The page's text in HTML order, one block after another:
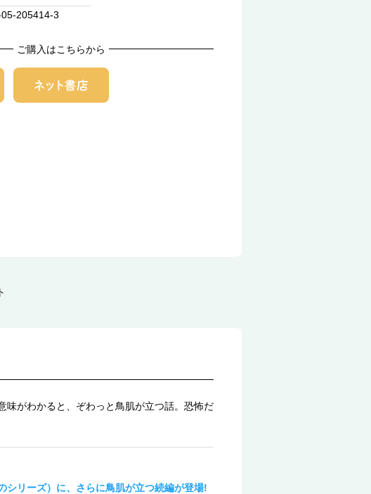
205414-3
ご購入はこちらから
味がわかると、ぞわっと鳥肌が立つ話。恐怖だ
シリーズ）に、さらに鳥肌が立つ続編が登場!